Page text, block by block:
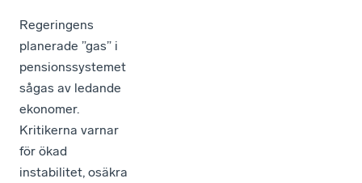
Regeringens
planerade ”gas” i
pensionssystemet
sågas av ledande
ekonomer.
Kritikerna varnar
för ökad
instabilitet, osäkra